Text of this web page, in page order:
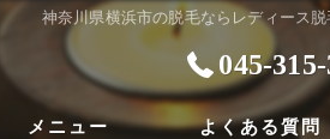
神奈川県横浜市の脱毛ならレディース
045-
メニュー よくある質問